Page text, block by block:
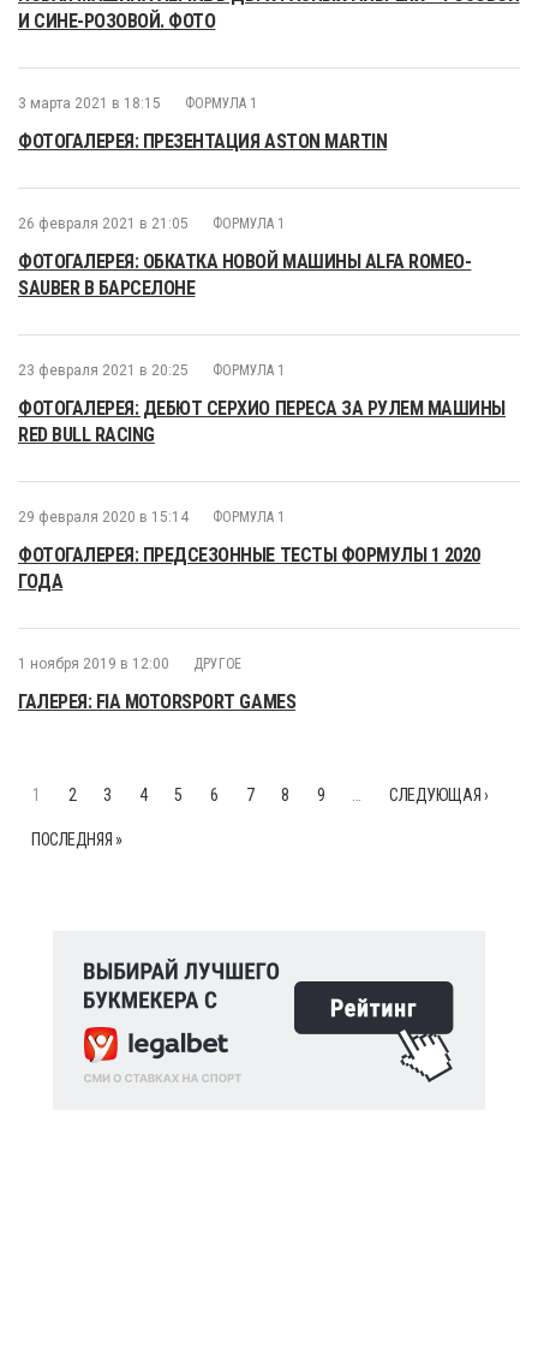
И СИНЕ-РОЗОВОЙ. ФОТО
3 марта 2021 в 18:15 ФОРМУЛА 1
ФОТОГАЛЕРЕЯ: ПРЕЗЕНТАЦИЯ ASTON MARTIN
26 февраля 2021 в 21:05 ФОРМУЛА 1
ФОТОГАЛЕРЕЯ: ОБКАТКА НОВОЙ МАШИНЫ ALFA ROMEO-
SAUBER В БАРСЕЛОНЕ
23 февраля 2021 в 20:25 ФОРМУЛА 1
ФОТОГАЛЕРЕЯ: ДЕБЮТ СЕРХИО ПЕРЕСА ЗА РУЛЕМ МАШИНЫ
RED BULL RACING
29 февраля 2020 в 15:14 ФОРМУЛА 1
ФОТОГАЛЕРЕЯ: ПРЕДСЕЗОННЫЕ ТЕСТЫ ФОРМУЛЫ 1 2020
ГОДА
1 ноября 2019 в 12:00 ДРУГОЕ
ГАЛЕРЕЯ: FIA MOTORSPORT GAMES
1 2 3 4 5 6 7 8 9 СЛЕДУЮЩАЯ ›
ПОСЛЕДНЯЯ »